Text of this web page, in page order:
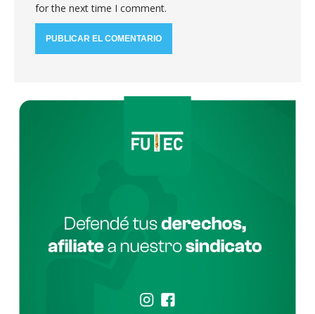
for the next time I comment.